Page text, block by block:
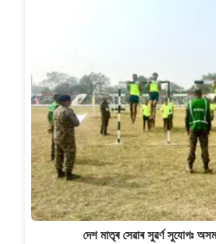
দেশ মাতৃৰ সেৱাৰ সুৱৰ্ণ সুযোগঃ